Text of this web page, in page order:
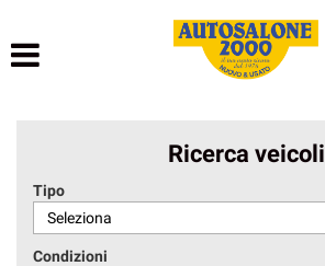
NOLEGGIO BREVE TERMINE
NOLEGGIO LUNGO TERMINE
Ricerca veicoli
Tipo
Condizioni